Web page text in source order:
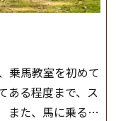
乗馬教室を初めて
ある程度まで、ス
また、馬に乗るだ